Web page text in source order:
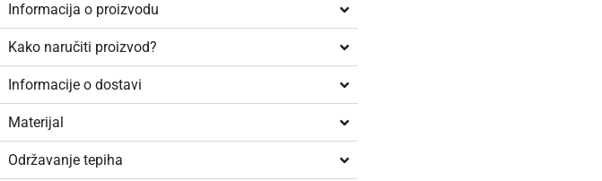
Informacija o proizvodu
Kako naručiti proizvod?
Informacije o dostavi
Materijal
Održavanje tepiha